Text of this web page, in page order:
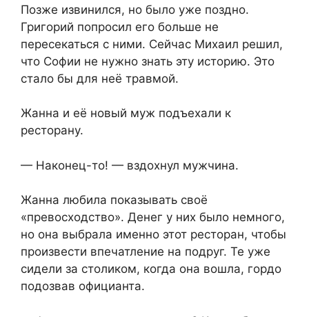
Позже извинился, но было уже поздно.
Григорий попросил его больше не
пересекаться с ними. Сейчас Михаил решил,
что Софии не нужно знать эту историю. Это
стало бы для неё травмой.
Жанна и её новый муж подъехали к
ресторану.
— Наконец-то! — вздохнул мужчина.
Жанна любила показывать своё
«превосходство». Денег у них было немного,
но она выбрала именно этот ресторан, чтобы
произвести впечатление на подруг. Те уже
сидели за столиком, когда она вошла, гордо
подозвав официанта.